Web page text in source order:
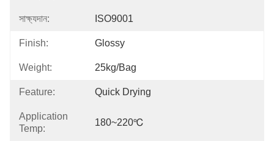
সাক্ষ্যদান: ISO9001
Finish: Glossy
Weight: 25kg/bag
Feature: Quick Drying
Application
Temp:
180~220℃